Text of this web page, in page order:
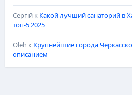
Сергійк Какой лучший санаторий в
топ-5 2025
Oleh к Крупнейшие города
описанием